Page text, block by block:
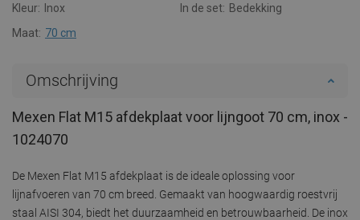
Kleur:
Inox In de set: Bedekking
Maat: 70 cm
Omschrijving
Mexen Flat M15 afdekplaat voor lijngoot 70 cm, inox -
1024070
De Mexen Flat M15 afdekplaat is de ideale oplossing voor
lijnafvoeren van 70 cm breed. Gemaakt van hoogwaardig roestvrij
staal AISI 304, biedt het duurzaamheid en betrouwbaarheid. De inox